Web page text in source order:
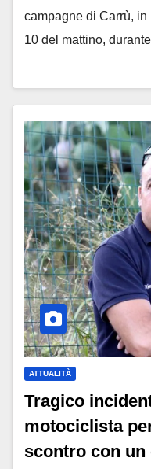
campagne di Carrù,
10 del mattino,
ATTUALITÀ
Tragico
motociclista
scontro con un